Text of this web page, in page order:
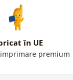
în UE
premium